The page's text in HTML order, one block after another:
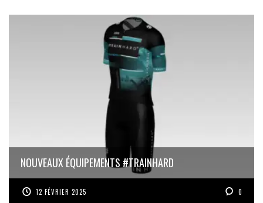
NOUVEAUX ÉQUIPEMENTS #TRAINHARD
12 FÉVRIER 2025 0